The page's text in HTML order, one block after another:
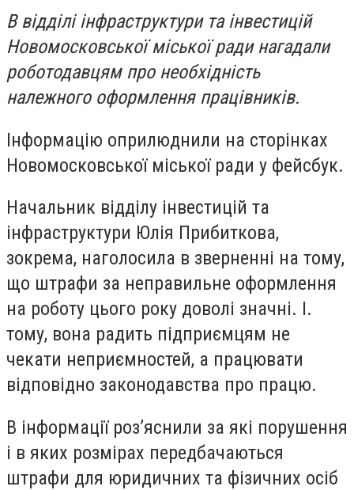
В відділі інфраструктури та інвестицій
Новомосковської міської ради нагадали
роботодавцям про необхідність
належного оформлення працівників.
Інформацію оприлюднили на сторінках
Новомосковської міської ради у фейсбук.
Начальник відділу інвестицій та
інфраструктури Юлія Прибиткова,
зокрема, наголосила в зверненні на тому,
що штрафи за неправильне оформлення
на роботу цього року доволі значні. І.
тому, вона радить підприємцям не
чекати неприємностей, а працювати
відповідно законодавства про працю.
В інформації роз’яснили за які порушення
і в яких розмірах передбачаються
штрафи для юридичних та фізичних осіб